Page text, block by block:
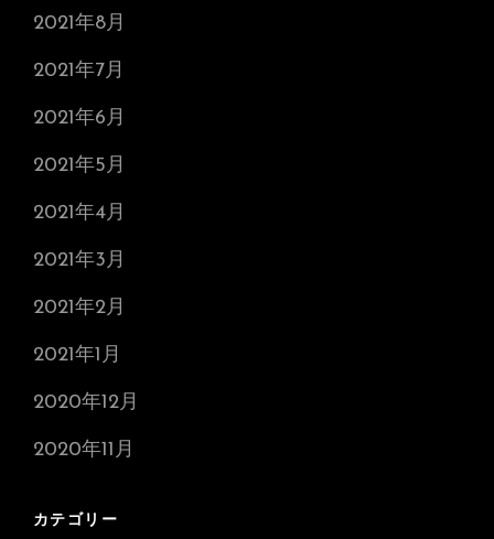
2021年8月
2021年7月
2021年6月
2021年5月
2021年4月
2021年3月
2021年2月
2021年1月
2020年12月
2020年11月
カテゴリー